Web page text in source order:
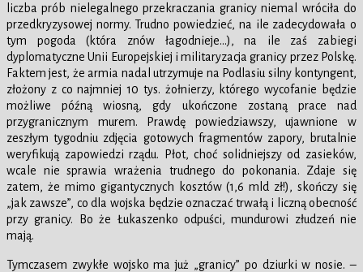
liczba prób nielegalnego przekraczania granicy niemal wróciła do
przedkryzysowej normy. Trudno powiedzieć, na ile zadecydowała o
tym pogoda (która znów łagodnieje…), na ile zaś zabiegi
dyplomatyczne Unii Europejskiej i militaryzacja granicy przez Polskę.
Faktem jest, że armia nadal utrzymuje na Podlasiu silny kontyngent,
złożony z co najmniej 10 tys. żołnierzy, którego wycofanie będzie
możliwe późną wiosną, gdy ukończone zostaną prace nad
przygranicznym murem. Prawdę powiedziawszy, ujawnione w
zeszłym tygodniu zdjęcia gotowych fragmentów zapory, brutalnie
weryfikują zapowiedzi rządu. Płot, choć solidniejszy od zasieków,
wcale nie sprawia wrażenia trudnego do pokonania. Zdaje się
zatem, że mimo gigantycznych kosztów (1,6 mld zł!), skończy się
„jak zawsze”, co dla wojska będzie oznaczać trwałą i liczną obecność
przy granicy. Bo że Łukaszenko odpuści, mundurowi złudzeń nie
mają.
Tymczasem zwykłe wojsko ma już „granicy” po dziurki w nosie. –